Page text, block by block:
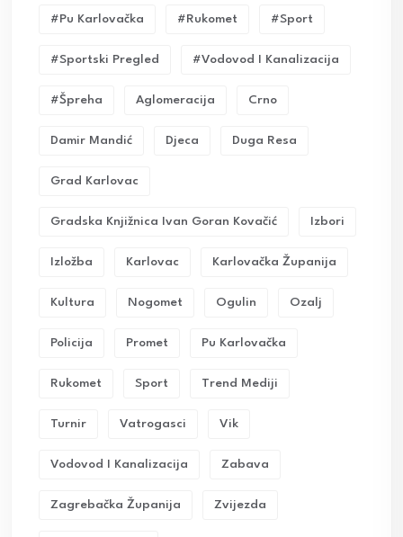
#pu Karlovačka #rukomet #sport
#sportski Pregled #vodovod I Kanalizacija
#Špreha Aglomeracija Crno
Damir Mandić Djeca Duga Resa
Grad Karlovac
Gradska Knjižnica Ivan Goran Kovačić Izbori
Izložba Karlovac Karlovačka Županija
Kultura Nogomet Ogulin Ozalj
Policija Promet Pu Karlovačka
Rukomet Sport Trend Mediji
Turnir Vatrogasci Vik
Vodovod I Kanalizacija Zabava
Zagrebačka Županija Zvijezda